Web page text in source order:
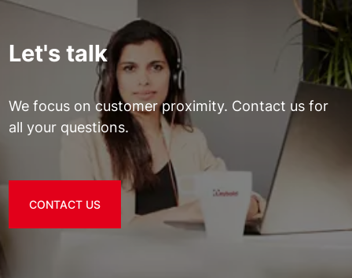
Let's talk
We focus on customer proximity. Contact us for
all your questions.
CONTACT US